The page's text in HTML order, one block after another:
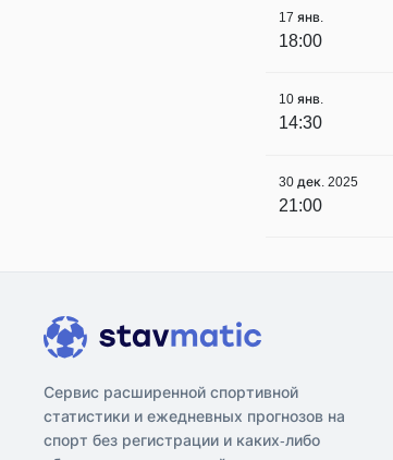
17 янв.
18:00
10 янв.
14:30
30 дек. 2025
21:00
Сервис расширенной спортивной
статистики и ежедневных прогнозов на
спорт без регистрации и каких-либо